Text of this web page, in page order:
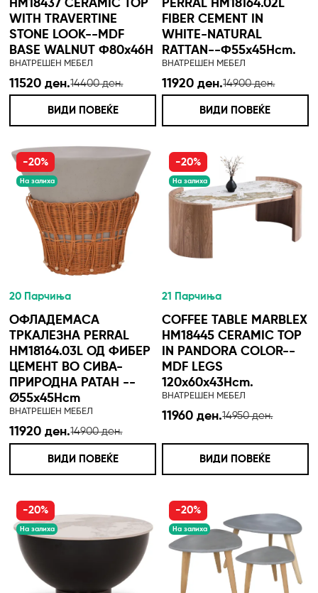
HM18437 CERAMIC TOP
WITH TRAVERTINE
STONE LOOK--MDF
BASE WALNUT Φ80x46H
ВНАТРЕШЕН МЕБЕЛ
11520 ден.14400 ден.
ВИДИ ПОВЕЌЕ
PERRAL HM18164.02L
FIBER CEMENT IN
WHITE-NATURAL
RATTAN--Φ55x45Hcm.
ВНАТРЕШЕН МЕБЕЛ
11920 ден.14900 ден.
ВИДИ ПОВЕЌЕ
-20%
На залиха
20 Парчиња
ОФЛАДЕМАСА
ТРКАЛЕЗНА PERRAL
HM18164.03L ОД ФИБЕР
ЦЕМЕНТ ВО СИВА-
ПРИРОДНА РАТАН --
Ø55x45Hcm
ВНАТРЕШЕН МЕБЕЛ
11920 ден.14900 ден.
ВИДИ ПОВЕЌЕ
-20%
На залиха
21 Парчиња
COFFEE TABLE MARBLEX
HM18445 CERAMIC TOP
IN PANDORA COLOR--
MDF LEGS
120x60x43Hcm.
ВНАТРЕШЕН МЕБЕЛ
11960 ден.14950 ден.
ВИДИ ПОВЕЌЕ
-20%
На залиха
-20%
На залиха